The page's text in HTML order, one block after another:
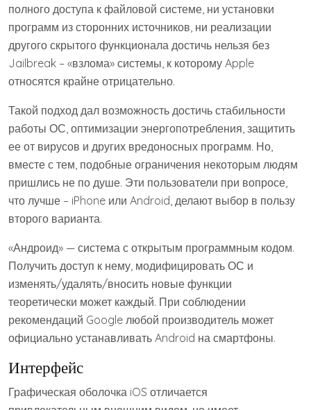
полного доступа к файловой системе, ни установки
программ из сторонних источников, ни реализации
другого скрытого функционала достичь нельзя без
Jailbreak – «взлома» системы, к которому Apple
относятся крайне отрицательно.
Такой подход дал возможность достичь стабильности
работы ОС, оптимизации энергопотребления, защитить
ее от вирусов и других вредоносных программ. Но,
вместе с тем, подобные ограничения некоторым людям
пришлись не по душе. Эти пользователи при вопросе,
что лучше – iPhone или Android, делают выбор в пользу
второго варианта.
«Андроид» — система с открытым программным кодом.
Получить доступ к нему, модифицировать ОС и
изменять/удалять/вносить новые функции
теоретически может каждый. При соблюдении
рекомендаций Google любой производитель может
официально устанавливать Android на смартфоны.
Интерфейс
Графическая оболочка iOS отличается